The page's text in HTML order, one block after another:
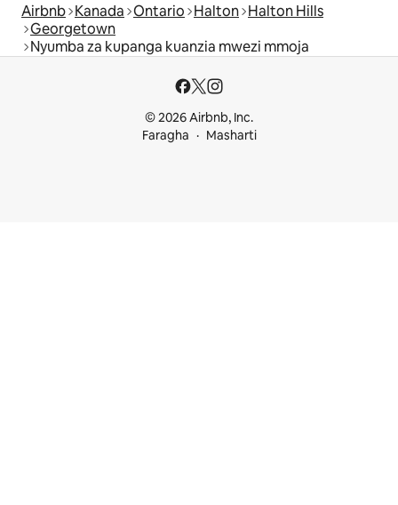
Airbnb Kanada Ontario Halton Halton Hills
Georgetown
Nyumba za kupanga kuanzia mwezi mmoja
© 2026 Airbnb, Inc.
Faragha
Masharti